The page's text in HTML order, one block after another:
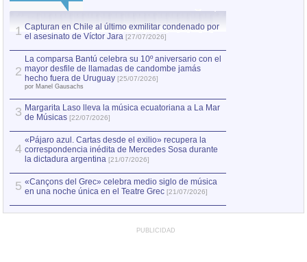
1 Capturan en Chile al último exmilitar condenado por
el asesinato de Víctor Jara [27/07/2026]
2
La comparsa Bantú celebra su 10º aniversario con el
mayor desfile de llamadas de candombe jamás
hecho fuera de Uruguay [25/07/2026]
por Manel Gausachs
3 Margarita Laso lleva la música ecuatoriana a La Mar
de Músicas [22/07/2026]
4
«Pájaro azul. Cartas desde el exilio» recupera la
correspondencia inédita de Mercedes Sosa durante
la dictadura argentina [21/07/2026]
5 «Cançons del Grec» celebra medio siglo de música
en una noche única en el Teatre Grec [21/07/2026]
PUBLICIDAD